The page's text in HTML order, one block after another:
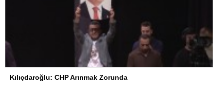
Kılıçdaroğlu: CHP Arınmak Zorunda